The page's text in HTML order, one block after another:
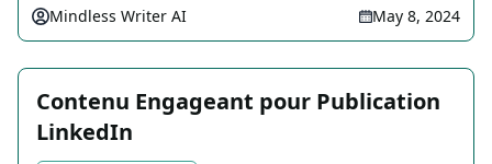
Mindless Writer AI May 8, 2024
Contenu Engageant pour Publication
LinkedIn